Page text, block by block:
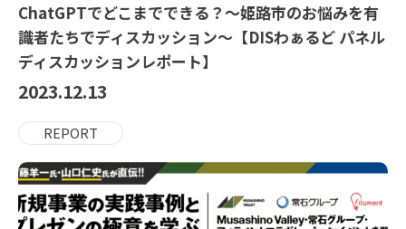
ChatGPTでどこまでできる？～姫路市のお悩みを有
識者たちでディスカッション～【DISわぁるど パネル
ディスカッションレポート】
2023.12.13
REPORT